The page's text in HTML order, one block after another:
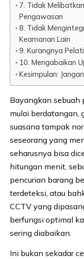
7. Tidak
Pengawasan
8. Tidak
Keamanan Lain
9. Kurangnya
10. Mengabaikan
Kesimpulan:
Bayangkan sebuah
mulai berdatangan,
suasana tampak
seseorang yang
seharusnya bisa
hitungan menit,
pencurian barang
terdeteksi, atau
CCTV yang
berfungsi optimal
sering diabaikan.
Ini bukan sekadar